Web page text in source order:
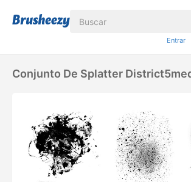
Entrar
Conjunto De Splatter